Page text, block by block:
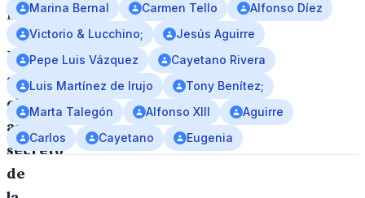
nacimiento
Netflix
abre
el
archivo
secreto
de
Marina Bernal Carmen Tello
Alfonso Díez
Victorio & Lucchino;
Jesús Aguirre
Pepe Luis Vázquez
Cayetano Rivera
Luis Martínez de Irujo
Tony Benítez;
Marta Talegón
Alfonso XIII
Aguirre
Carlos
Cayetano Eugenia